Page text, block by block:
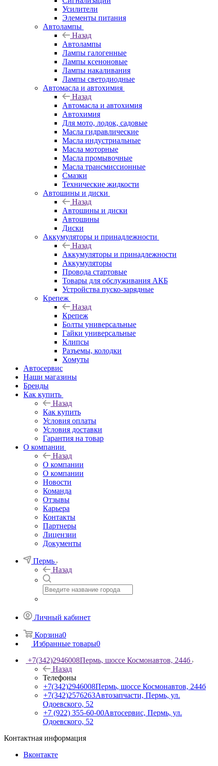
Усилители
Элементы питания
Автолампы
Назад
Автолампы
Лампы галогенные
Лампы ксеноновые
Лампы накаливания
Лампы светодиодные
Автомасла и автохимия
Назад
Автомасла и автохимия
Автохимия
Для мото, лодок, садовые
Масла гидравлические
Масла индустриальные
Масла моторные
Масла промывочные
Масла трансмиссионные
Смазки
Технические жидкости
Автошины и диски
Назад
Автошины и диски
Автошины
Диски
Аккумуляторы и принадлежности
Назад
Аккумуляторы и принадлежности
Аккумуляторы
Провода стартовые
Товары для обслуживания АКБ
Устройства пуско-зарядные
Крепеж
Назад
Крепеж
Болты универсальные
Гайки универсальные
Клипсы
Разъемы, колодки
Хомуты
Автосервис
Наши магазины
Бренды
Как купить
Назад
Как купить
Условия оплаты
Условия доставки
Гарантия на товар
О компании
Назад
О компании
О компании
Новости
Команда
Отзывы
Карьера
Контакты
Партнеры
Лицензии
Документы
Пермь
Назад
Личный кабинет
Корзина0
Избранные товары0
+7(342)2946008Пермь, шоссе Космонавтов, 244б
Назад
Телефоны
+7(342)2946008Пермь, шоссе Космонавтов, 244б
+7(342)2576263Автозапчасти, Пермь, ул.
Одоевского, 52
+7 (922) 355-60-00Автосервис, Пермь, ул.
Одоевского, 52
Контактная информация
Вконтакте